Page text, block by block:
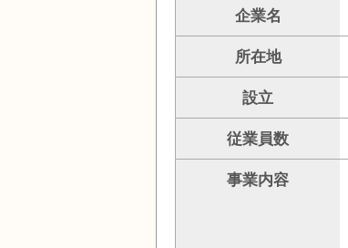
企業名
所在地
設立
従業員数
事業内容